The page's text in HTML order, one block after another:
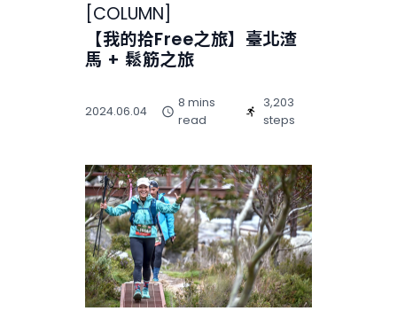
[COLUMN]
【我的拾Free之旅】臺北渣
馬 + 鬆筋之旅
2024.06.04
8 mins
read
3,203
steps